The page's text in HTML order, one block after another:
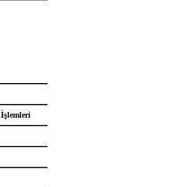
İşlemleri